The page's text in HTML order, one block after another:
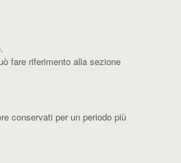
fare riferimento alla sezione
conservati per un periodo più